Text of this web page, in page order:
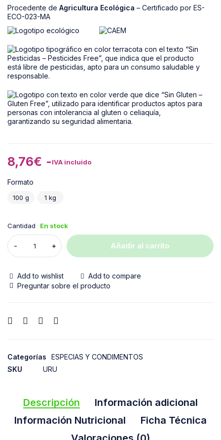
Procedente de Agricultura Ecológica – Certificado por ES-
ECO-023-MA
8,76€ -IVA incluido
Formato
100 g 1 kg
Cantidad En stock
Añadir al carrito
Add to wishlist
Add to compare
Preguntar sobre el producto
Categorías
ESPECIAS Y CONDIMENTOS
SKU
URU
Descripción
Información adicional
Información Nutricional
Ficha Técnica